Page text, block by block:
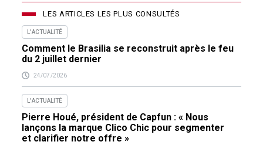
LES ARTICLES LES PLUS CONSULTÉS
L'ACTUALITÉ
Comment le Brasilia se reconstruit après le feu
du 2 juillet dernier
24/07/2026
L'ACTUALITÉ
Pierre Houé, président de Capfun : « Nous
lançons la marque Clico Chic pour segmenter
et clarifier notre offre »